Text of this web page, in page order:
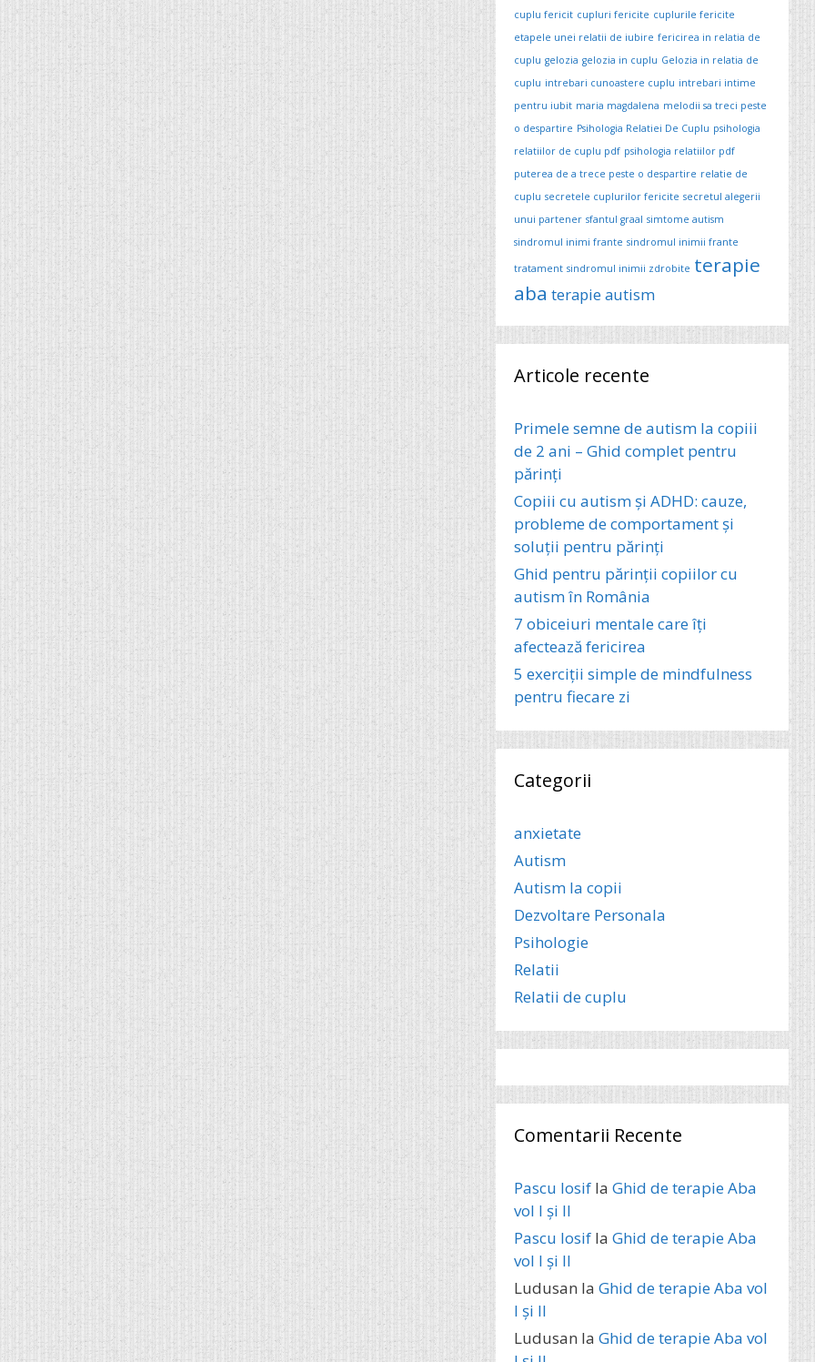
cuplu fericit cupluri fericite cuplurile fericite
etapele unei relatii de iubire fericirea in relatia de
cuplu gelozia gelozia in cuplu Gelozia in relatia de
cuplu intrebari cunoastere cuplu intrebari intime
pentru iubit maria magdalena melodii sa treci peste
o despartire Psihologia Relatiei De Cuplu psihologia
relatiilor de cuplu pdf psihologia relatiilor pdf
puterea de a trece peste o despartire relatie de
cuplu secretele cuplurilor fericite secretul alegerii
unui partener sfantul graal simtome autism
sindromul inimi frante sindromul inimii frante
tratament sindromul inimii zdrobite terapie
aba terapie autism
Articole recente
Primele semne de autism la copiii
de 2 ani – Ghid complet pentru
părinți
Copiii cu autism și ADHD: cauze,
probleme de comportament și
soluții pentru părinți
Ghid pentru părinții copiilor cu
autism în România
7 obiceiuri mentale care îți
afectează fericirea
5 exerciții simple de mindfulness
pentru fiecare zi
Categorii
anxietate
Autism
Autism la copii
Dezvoltare Personala
Psihologie
Relatii
Relatii de cuplu
Comentarii Recente
Pascu Iosif laGhid de terapie Aba
vol I și II
Pascu Iosif laGhid de terapie Aba
vol I și II
Ludusan laGhid de terapie Aba vol
I și II
Ludusan laGhid de terapie Aba vol